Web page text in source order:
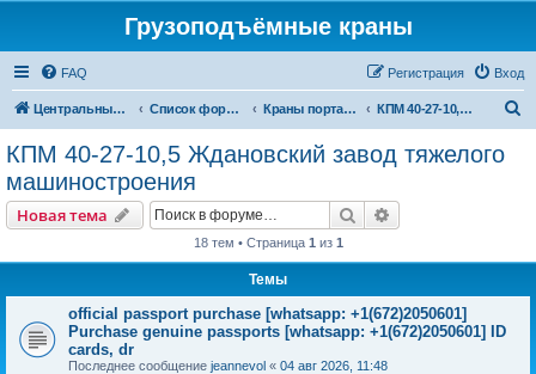
Грузоподъёмные краны
FAQ Вход
Регистрация
Центральный сайт Список форумов Краны портальные КПМ 40-27-10,5 Ждановский завод тяжелого машиностроения
КПМ 40-27-10,5 Ждановский завод тяжелого
машиностроения
Новая тема Поиск
18 тем • Страница 1 из 1
Темы
official passport purchase [whatsapp: +1(672)2050601]
Purchase genuine passports [whatsapp: +1(672)2050601] ID
cards, dr
Последнее сообщение jeannevol « 04 авг 2026, 11:48